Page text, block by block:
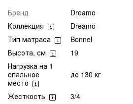
Бренд
Dreamo
Коллекция
Dreamo
Тип матраса
Bonnel
Высота, см
19
Нагрузка на 1
спальное
место
до 130 кг
Жесткость
3/4